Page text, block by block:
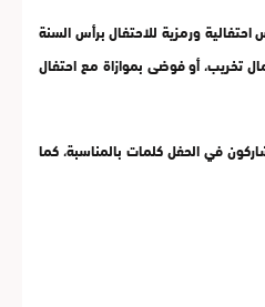
ورمزية للاحتفال برأس السنة
تخريب، أو فوضى بموازاة مع احتفال
في الحفل كلمات بالمناسبة، كما